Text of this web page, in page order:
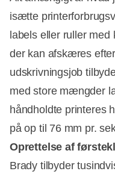
isætte
labels eller ruller med
der kan afskæres
udskrivningsjob
med store mængder
håndholdte printeres
på op til 76 mm pr.
Oprettelse af
Brady tilbyder